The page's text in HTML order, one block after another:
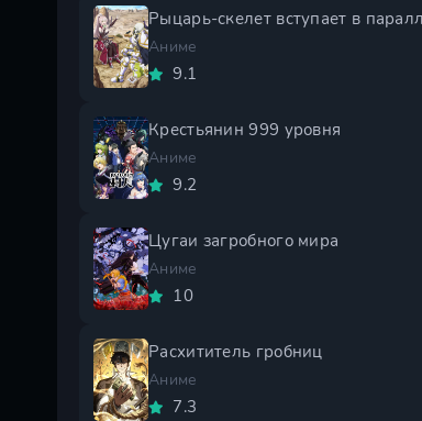
Аниме
9.1
Крестьянин 999 уровня
Аниме
9.2
Цугаи загробного мира
Аниме
10
Расхититель гробниц
Аниме
7.3